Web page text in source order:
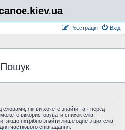
Вхід
Реєстрація
Пошук
словами, які ви хочете знайти та - перед
використовувати список слів,
якщо потрібно знайти лише одне з цих слів.
часткового співпадання.